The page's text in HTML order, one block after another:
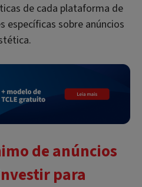
de cada plataforma de
específicas sobre anúncios
de anúncios
para